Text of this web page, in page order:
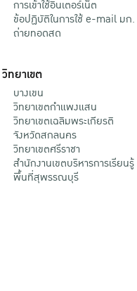
การเข้าใช้อินเตอร์เน็ต
ข้อปฏิบัติในการใช้ e-mail มก.
ถ่ายทอดสด
วิทยาเขต
บางเขน
วิทยาเขตกําแพงแสน
วิทยาเขตเฉลิมพระเกียรติ
จังหวัดสกลนคร
วิทยาเขตศรีราชา
สำนักงานเขตบริหารการเรียนรู้
พื้นที่สุพรรณบุรี